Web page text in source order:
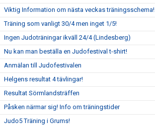
Viktig Information om nästa veckas träningsschema!
Träning som vanligt 30/4 men inget 1/5!
Ingen Judoträningar ikväll 24/4 (Lindesberg)
Nu kan man beställa en Judofestival t-shirt!
Anmälan till Judofestivalen
Helgens resultat 4 tävlingar!
Resultat Sörmlandsträffen
Påsken närmar sig! Info om träningstider
Judo5 Träning i Grums!